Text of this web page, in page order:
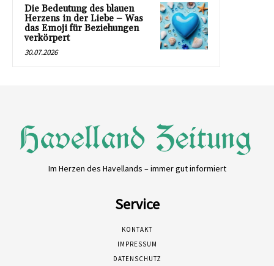
Die Bedeutung des blauen
Herzens in der Liebe – Was
das Emoji für Beziehungen
verkörpert
30.07.2026
Im Herzen des Havellands – immer gut informiert
Service
KONTAKT
IMPRESSUM
DATENSCHUTZ